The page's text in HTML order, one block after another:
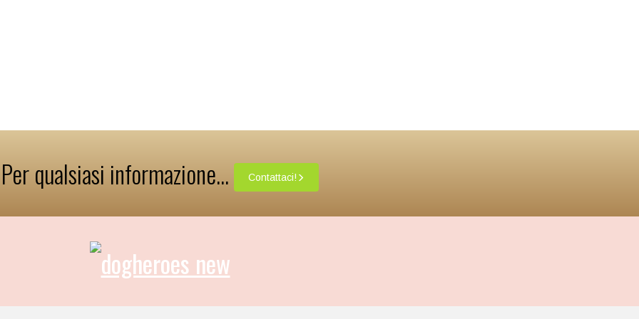
Per qualsiasi informazione... Contattaci!